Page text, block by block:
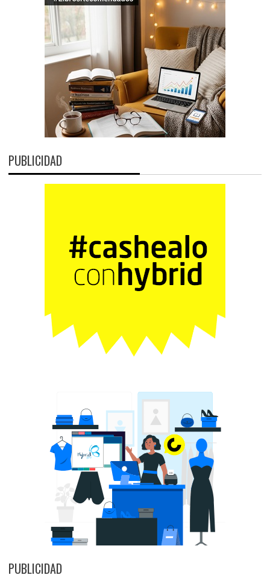
PUBLICIDAD
PUBLICIDAD